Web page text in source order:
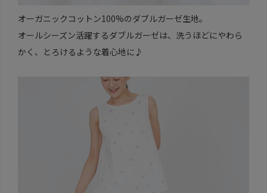
オーガニックコットン100%のダブルガーゼ生地。
オールシーズン活躍するダブルガーゼは、洗うほどにやわら
かく、とろけるような着心地に♪